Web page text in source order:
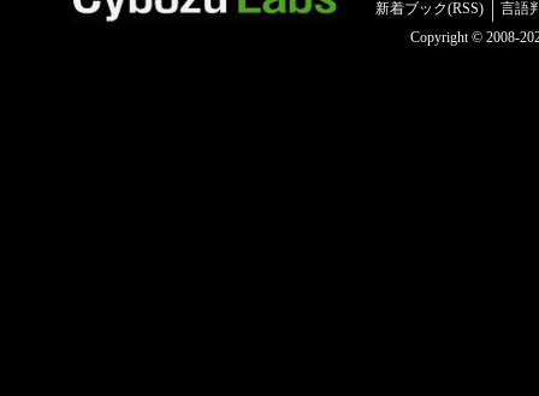
新着ブック(RSS)
言語
Copyright © 2008-